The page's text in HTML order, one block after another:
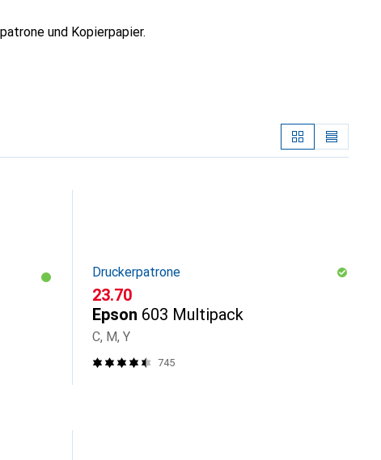
und Kopierpapier.
Druckerpatrone
CHF
23.70
Epson 603 Multipack
C, M, Y
745